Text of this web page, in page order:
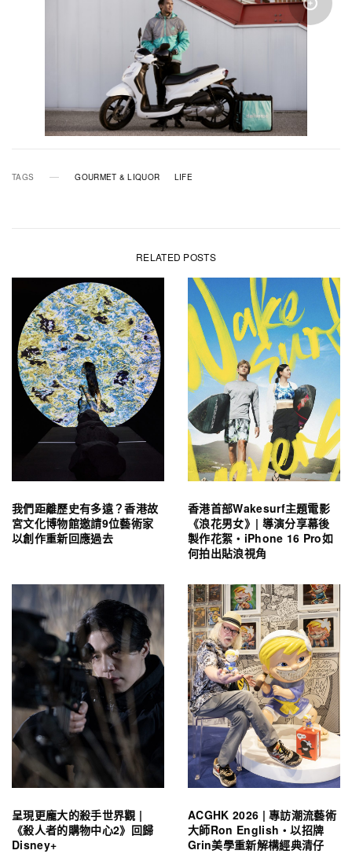
TAGS GOURMET & LIQUOR LIFE
RELATED POSTS
我們距離歷史有多遠？香港故
宮文化博物館邀請9位藝術家
以創作重新回應過去
香港首部Wakesurf主題電影
《浪花男女》| 導演分享幕後
製作花絮・iPhone 16 Pro如
何拍出貼浪視角
呈現更龐大的殺手世界觀 |
《殺人者的購物中心2》回歸
Disney+
ACGHK 2026 | 專訪潮流藝術
大師Ron English・以招牌
Grin美學重新解構經典清仔